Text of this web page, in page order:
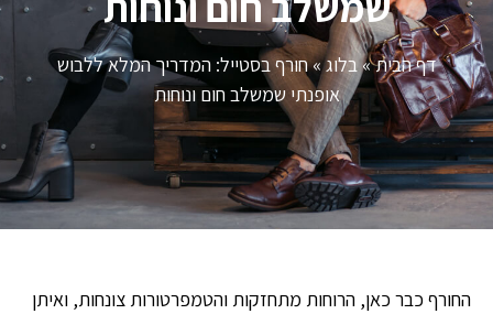
דף הבית»בלוג»חורף בסטייל: המדריך המלא ללבוש
אופנתי שמשלב חום ונוחות
החורף כבר כאן, הרוחות מתחזקות והטמפרטורות צונחות, ואיתן